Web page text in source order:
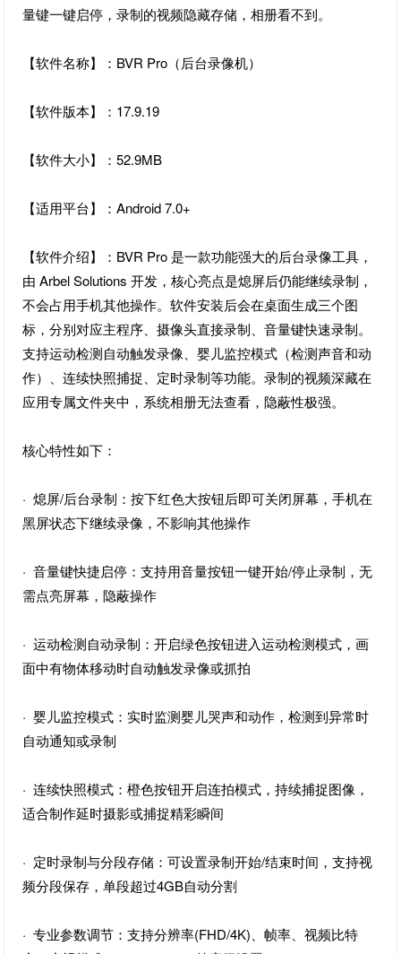
量键一键启停，录制的视频隐藏存储，相册看不到。
【软件名称】：BVR Pro（后台录像机）
【软件版本】：17.9.19
【软件大小】：52.9MB
【适用平台】：Android 7.0+
【软件介绍】：BVR Pro 是一款功能强大的后台录像工具，
由 Arbel Solutions 开发，核心亮点是熄屏后仍能继续录制，
不会占用手机其他操作。软件安装后会在桌面生成三个图
标，分别对应主程序、摄像头直接录制、音量键快速录制。
支持运动检测自动触发录像、婴儿监控模式（检测声音和动
作）、连续快照捕捉、定时录制等功能。录制的视频深藏在
应用专属文件夹中，系统相册无法查看，隐蔽性极强。
核心特性如下：
· 熄屏/后台录制：按下红色大按钮后即可关闭屏幕，手机在
黑屏状态下继续录像，不影响其他操作
· 音量键快捷启停：支持用音量按钮一键开始/停止录制，无
需点亮屏幕，隐蔽操作
· 运动检测自动录制：开启绿色按钮进入运动检测模式，画
面中有物体移动时自动触发录像或抓拍
· 婴儿监控模式：实时监测婴儿哭声和动作，检测到异常时
自动通知或录制
· 连续快照模式：橙色按钮开启连拍模式，持续捕捉图像，
适合制作延时摄影或捕捉精彩瞬间
· 定时录制与分段存储：可设置录制开始/结束时间，支持视
频分段保存，单段超过4GB自动分割
· 专业参数调节：支持分辨率(FHD/4K)、帧率、视频比特